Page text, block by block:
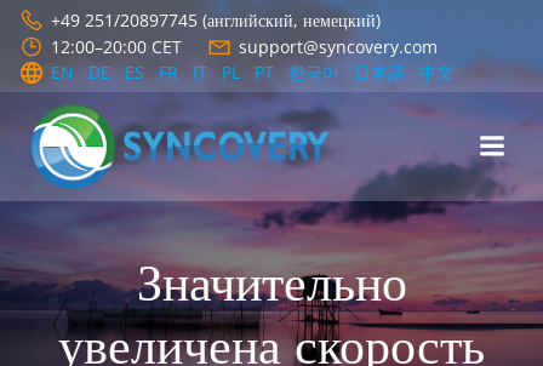
Перейти
содержимому
+49 251/20897745 (английский, немецкий)
12:00–20:00 CET
support@syncovery.com
EN
DE ES FR IT PL PT 한국어 日本語 中文
Значительно
увеличена скорость